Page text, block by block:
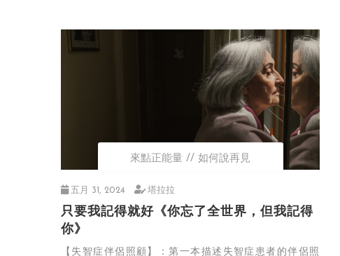
來點正能量 如何說再見
五月 31, 2024 塔拉拉
只要我記得就好《你忘了全世界，但我記得
你》
【失智症伴侶照顧】：第一本描述失智症患者的伴侶照